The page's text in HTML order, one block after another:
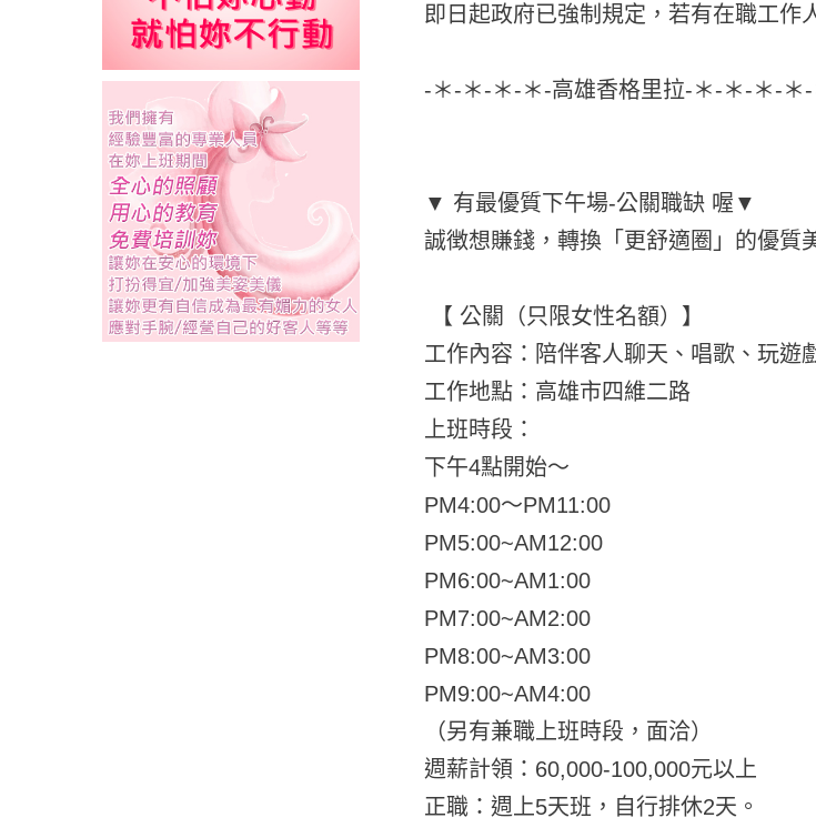
即日起政府已強制規定，若有在職工作
-＊-＊-＊-＊-高雄香格里拉-＊-＊-＊-＊
▼ 有最優質下午場-公關職缺 喔▼
誠徴想賺錢，轉換「更舒適圈」的優質
【 公關（只限女性名額）】
工作內容：陪伴客人聊天、唱歌、玩遊
工作地點：高雄市四維二路
上班時段：
下午4點開始～
PM4:00～PM11:00
PM5:00~AM12:00
PM6:00~AM1:00
PM7:00~AM2:00
PM8:00~AM3:00
PM9:00~AM4:00
（另有兼職上班時段，面洽）
週薪計領：60,000-100,000元以上
正職：週上5天班，自行排休2天。